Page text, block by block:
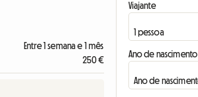
Entre 1 semana e 1 mês
250 €
Viajante
Ano de nascimento